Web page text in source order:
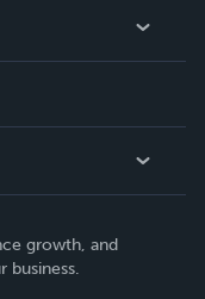
growth, and
business.